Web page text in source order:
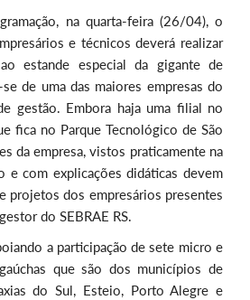
na quarta-feira (26/04), o
e técnicos deverá realizar
estande especial da gigante de
se de uma das maiores empresas do
gestão. Embora haja uma filial no
fica no Parque Tecnológico de São
da empresa, vistos praticamente na
e com explicações didáticas devem
projetos dos empresários presentes
do SEBRAE RS.
a participação de sete micro e
que são dos municípios de
do Sul, Esteio, Porto Alegre e